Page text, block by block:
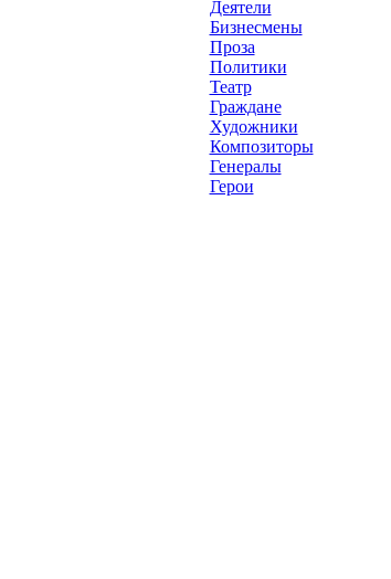
Деятели
Бизнесмены
Проза
Политики
Театр
Граждане
Художники
Композиторы
Генералы
Герои